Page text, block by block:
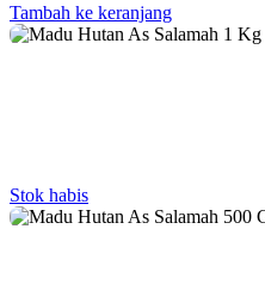
Tambah ke keranjang
Stok habis